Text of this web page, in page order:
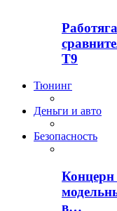
T9
Тюнинг
Деньги и авто
Безопасность
Концерн
в…